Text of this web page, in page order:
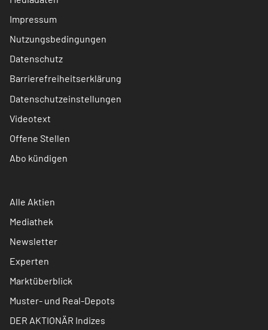
Impressum
Nutzungsbedingungen
Datenschutz
Barrierefreiheitserklärung
Datenschutzeinstellungen
Videotext
Offene Stellen
Abo kündigen
Alle Aktien
Mediathek
Newsletter
Experten
Marktüberblick
Muster- und Real-Depots
DER AKTIONÄR Indizes